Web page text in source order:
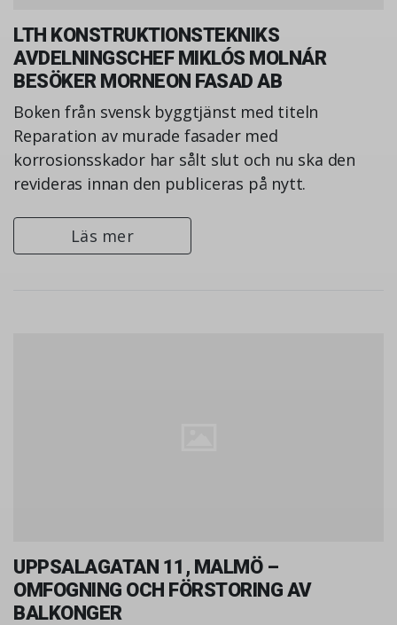
LTH KONSTRUKTIONSTEKNIKS
AVDELNINGSCHEF MIKLÓS MOLNÁR
BESÖKER MORNEON FASAD AB
Boken från svensk byggtjänst med titeln
Reparation av murade fasader med
korrosionsskador har sålt slut och nu ska den
revideras innan den publiceras på nytt.
Läs mer
UPPSALAGATAN 11, MALMÖ –
OMFOGNING OCH FÖRSTORING AV
BALKONGER